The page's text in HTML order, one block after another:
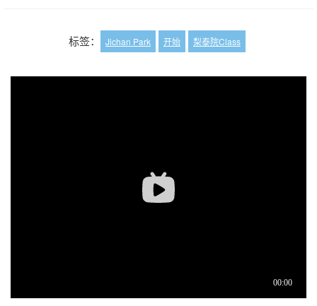
标签： Jichan Park 开始 梨泰院Class